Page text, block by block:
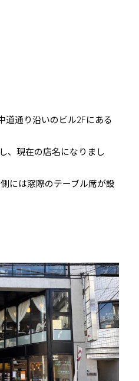
道通り沿いのビル2Fにある
、現在の店名になりまし
には窓際のテーブル席が設